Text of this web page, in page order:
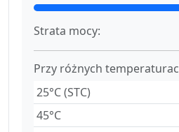
Strata mocy:
Przy różnych
25°C (STC)
45°C